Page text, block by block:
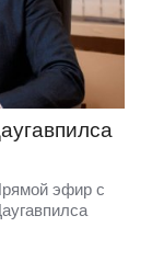
эфир с